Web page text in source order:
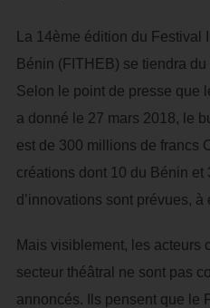
La 14ème édition du
Bénin (FITHEB) se tiendra
Selon le point de presse que
a donné le 27 mars 2018, le
est de 300 millions de francs
créations dont 10 du Bénin
d’innovations sont prévues, à
Mais visiblement, les acteurs
secteur théâtral ne sont pas
annoncés. Ils pensent que le